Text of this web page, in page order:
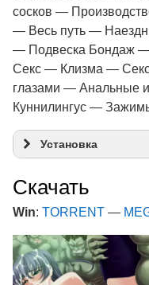
сосков —
— Весь путь —
— Подвеска Бондаж
Секс — Клизма —
глазами — Анальные
Куннилингус —
Установка
Скачать
Win: TORRENT —